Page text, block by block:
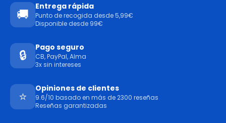
🚚
Entrega rápida
Punto de recogida desde 5,99€
Disponible desde 99€
🔒
Pago seguro
CB, PayPal, Alma
3x sin intereses
⭐
Opiniones de clientes
9.6/10 basado en más de 2300 reseñas
Reseñas garantizadas